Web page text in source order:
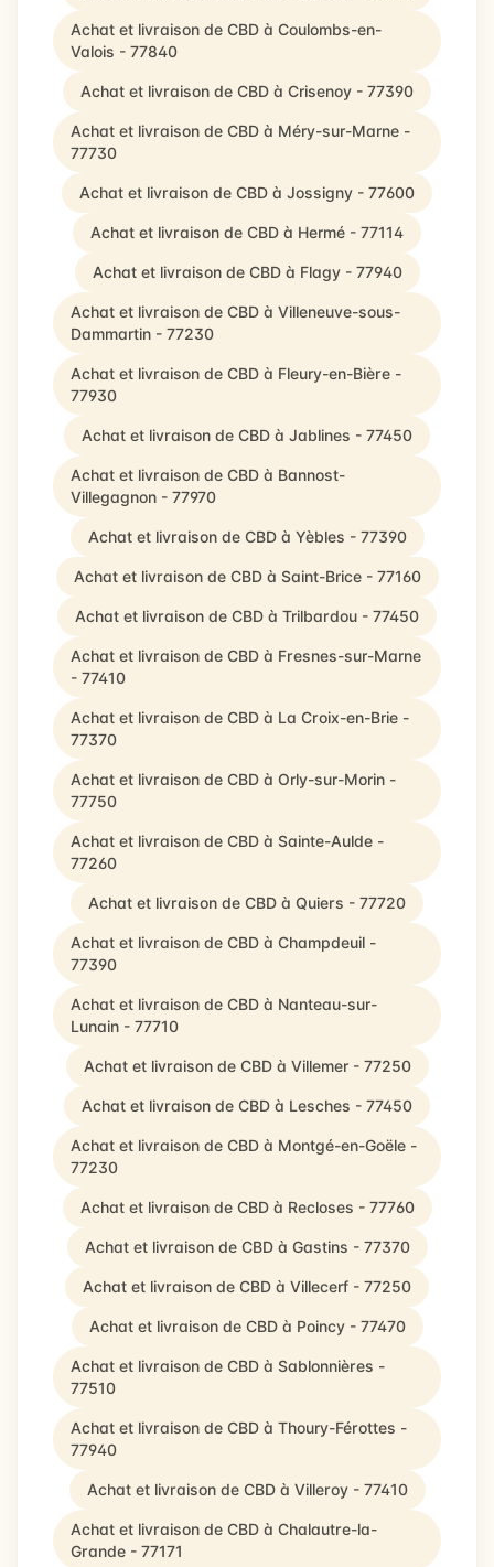
Achat et livraison de CBD à Coulombs-en-
Valois - 77840
Achat et livraison de CBD à Crisenoy - 77390
Achat et livraison de CBD à Méry-sur-Marne -
77730
Achat et livraison de CBD à Jossigny - 77600
Achat et livraison de CBD à Hermé - 77114
Achat et livraison de CBD à Flagy - 77940
Achat et livraison de CBD à Villeneuve-sous-
Dammartin - 77230
Achat et livraison de CBD à Fleury-en-Bière -
77930
Achat et livraison de CBD à Jablines - 77450
Achat et livraison de CBD à Bannost-
Villegagnon - 77970
Achat et livraison de CBD à Yèbles - 77390
Achat et livraison de CBD à Saint-Brice - 77160
Achat et livraison de CBD à Trilbardou - 77450
Achat et livraison de CBD à Fresnes-sur-Marne
- 77410
Achat et livraison de CBD à La Croix-en-Brie -
77370
Achat et livraison de CBD à Orly-sur-Morin -
77750
Achat et livraison de CBD à Sainte-Aulde -
77260
Achat et livraison de CBD à Quiers - 77720
Achat et livraison de CBD à Champdeuil -
77390
Achat et livraison de CBD à Nanteau-sur-
Lunain - 77710
Achat et livraison de CBD à Villemer - 77250
Achat et livraison de CBD à Lesches - 77450
Achat et livraison de CBD à Montgé-en-Goële -
77230
Achat et livraison de CBD à Recloses - 77760
Achat et livraison de CBD à Gastins - 77370
Achat et livraison de CBD à Villecerf - 77250
Achat et livraison de CBD à Poincy - 77470
Achat et livraison de CBD à Sablonnières -
77510
Achat et livraison de CBD à Thoury-Férottes -
77940
Achat et livraison de CBD à Villeroy - 77410
Achat et livraison de CBD à Chalautre-la-
Grande - 77171